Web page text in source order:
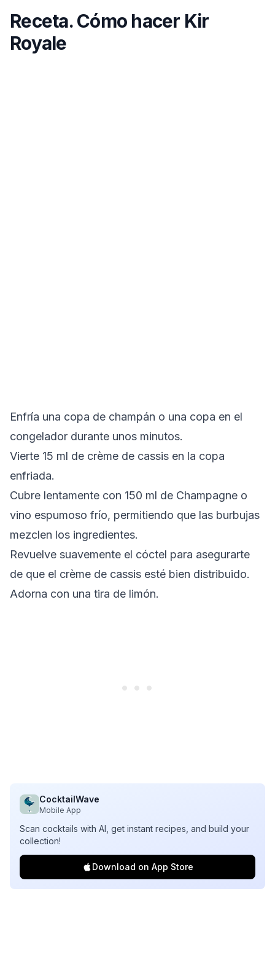
Receta. Cómo hacer Kir
Royale
Enfría una copa de champán o una copa en el
congelador durante unos minutos.
Vierte 15 ml de crème de cassis en la copa
enfriada.
Cubre lentamente con 150 ml de Champagne o
vino espumoso frío, permitiendo que las burbujas
mezclen los ingredientes.
Revuelve suavemente el cóctel para asegurarte
de que el crème de cassis esté bien distribuido.
Adorna con una tira de limón.
CocktailWave
Mobile App
Scan cocktails with AI, get instant recipes, and build your
collection!
Download on App Store